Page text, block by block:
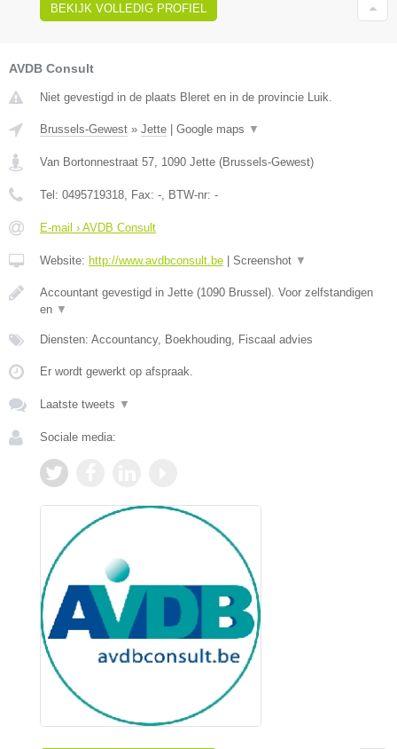
BEKIJK VOLLEDIG PROFIEL
AVDB Consult
Niet gevestigd in de plaats Bleret en in de provincie Luik.
Brussels-Gewest » Jette | Google maps ▼
Van Bortonnestraat 57 1090 Jette (Brussels-Gewest)
Tel: 0495719318 , Fax: - , BTW-nr: -
E-mail › AVDB Consult
Website: http://www.avdbconsult.be | Screenshot ▼
Accountant gevestigd in Jette (1090 Brussel). Voor zelfstandigen
en ▼
Diensten: Accountancy, Boekhouding, Fiscaal advies
Er wordt gewerkt op afspraak.
Laatste tweets ▼
Sociale media: